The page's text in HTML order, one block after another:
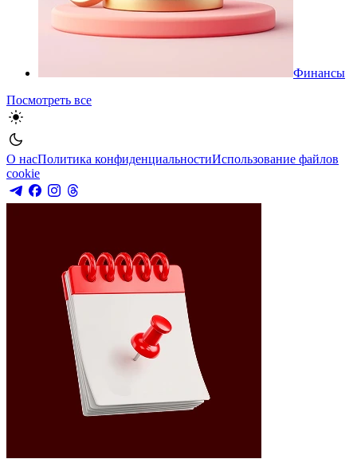
Финансы
Посмотреть все
О насПолитика конфиденциальностиИспользование файлов
cookie